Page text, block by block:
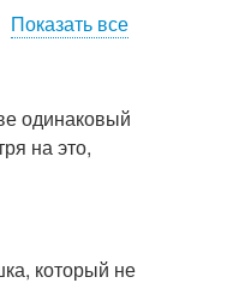
Показать все
одинаковый
на это,
который не